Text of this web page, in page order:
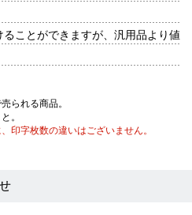
ることができますが、汎用品より値
られる商品。
。
印字枚数の違いはございません。